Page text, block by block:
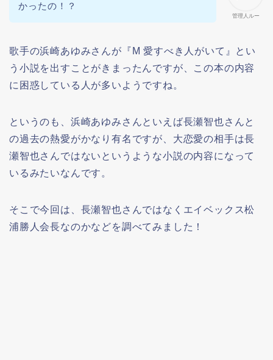
管理人ルー
かったの！？
歌手の浜崎あゆみさんが『M 愛すべき人がいて』とい
う小説を出すことがきまったんですが、この本の内容
に困惑している人が多いようですね。
というのも、浜崎あゆみさんといえば長瀬智也さんと
の過去の熱愛がかなり有名ですが、大恋愛の相手は長
瀬智也さんではないというような小説の内容になって
いるみたいなんです。
そこで今回は、長瀬智也さんではなくエイベックス松
浦勝人会長なのかなどを調べてみました！